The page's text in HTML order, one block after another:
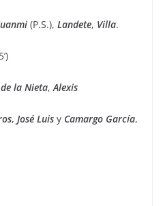
(P.S.), Landete, Villa.
de la Nieta,Alexis
, José Luis y Camargo García,